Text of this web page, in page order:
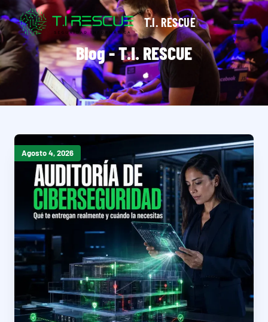
T.I. RESCUE
Blog - T.I. RESCUE
Agosto 4, 2026